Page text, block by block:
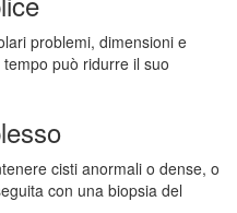
problemi, dimensioni e
può ridurre il suo
cisti anormali o dense, o
con una biopsia del